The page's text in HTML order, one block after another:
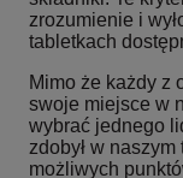
zrozumienie i
tabletkach
Mimo że każdy z
swoje miejsce w
wybrać jednego
zdobył w
możliwych